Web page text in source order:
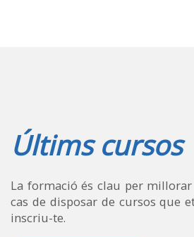
Últims cursos
La formació és clau per
cas de disposar de cursos que
inscriu-te.